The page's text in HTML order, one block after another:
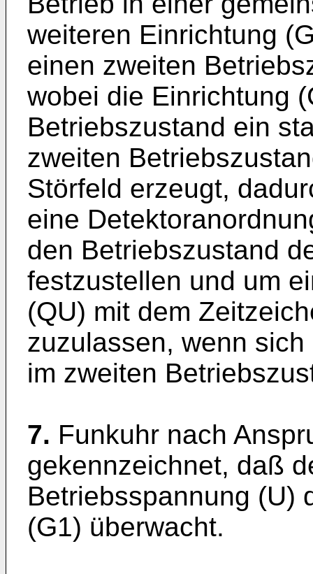
weiteren Einrichtung
einen zweiten
wobei die Einrichtung
Betriebszustand ein
zweiten
Störfeld erzeugt,
eine
den Betriebszustand
festzustellen und um
(QU) mit dem
zuzulassen, wenn
im zweiten
7. Funkuhr nach
gekennzeichnet, daß
Betriebsspannung (U)
(G1) überwacht.